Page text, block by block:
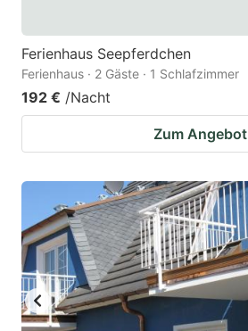
Ferienhaus Seepferdchen
Ferienhaus · 2 Gäste · 1 Schlafzimmer
192 € /Nacht
Zum Angebot